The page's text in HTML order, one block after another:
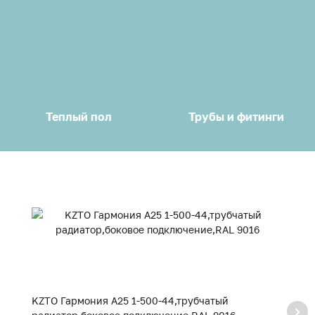
Теплый пол Трубы и фитинги
KZTO Гармония А25 1-500-44,трубчатый